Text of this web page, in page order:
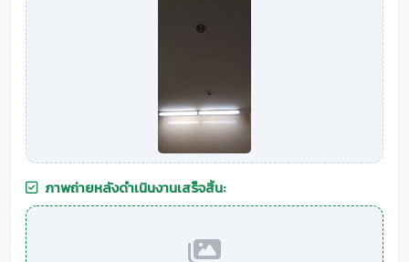
ภาพถ่ายหลังดำเนินงานเสร็จสิ้น: